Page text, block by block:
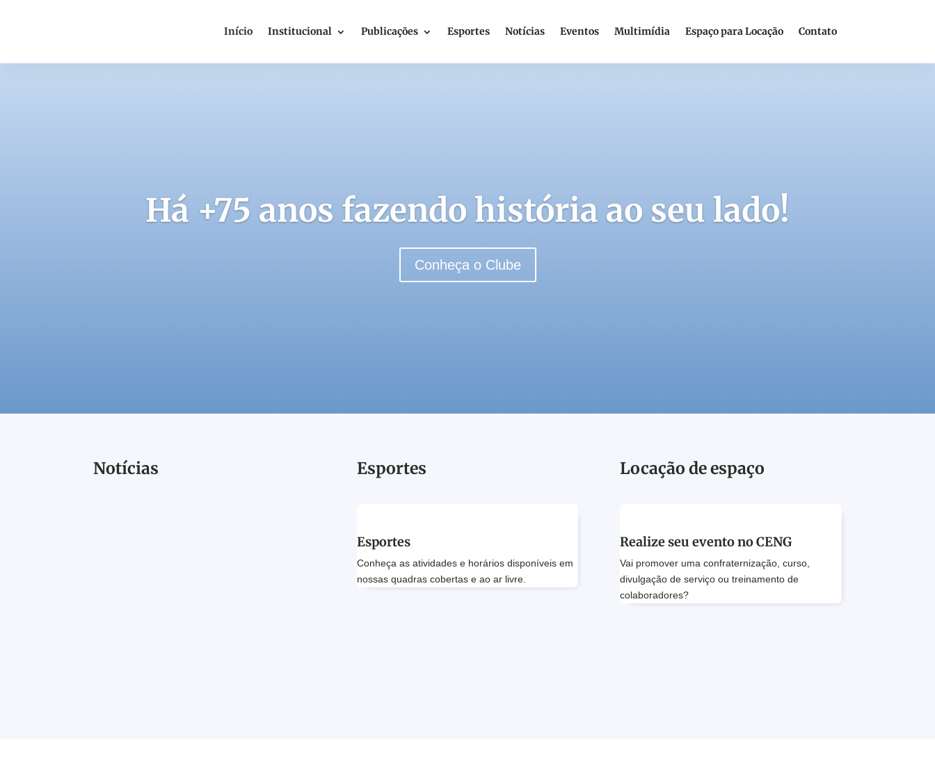
Início Institucional Publicações Esportes Notícias Eventos Multimídia Espaço para Locação Contato
Há +75 anos fazendo história ao seu lado!
Conheça o Clube
Notícias Esportes
Esportes
Conheça as atividades e horários disponíveis em
nossas quadras cobertas e ao ar livre.
Locação de espaço
Realize seu evento no CENG
Vai promover uma confraternização, curso,
divulgação de serviço ou treinamento de
colaboradores?